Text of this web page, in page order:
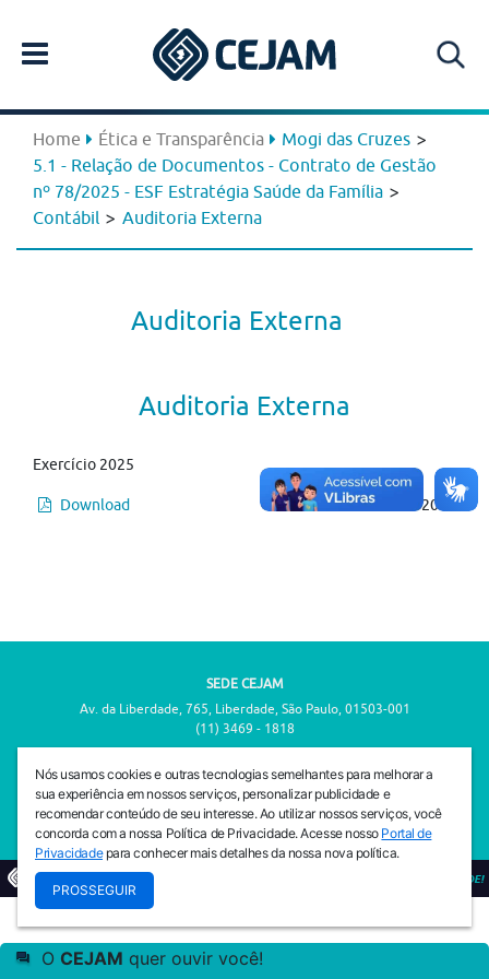
Home Ética e Transparência Mogi das Cruzes >
5.1 - Relação de Documentos - Contrato de Gestão
nº 78/2025 - ESF Estratégia Saúde da Família >
Contábil > Auditoria Externa
Auditoria Externa
Auditoria Externa
Exercício 2025
Download Publicado em:24-04-2026
SEDE CEJAM
Av. da Liberdade, 765, Liberdade, São Paulo, 01503-001
(11) 3469 - 1818
INSTITUTO CEJAM
Av. da Liberdade, 765, Liberdade, São Paulo, 01503-001
(11) 3469 - 1818
PREVENIR É VIVER COM QUALIDADE!
Nós usamos cookies e outras tecnologias semelhantes para melhorar a
sua experiência em nossos serviços, personalizar publicidade e
recomendar conteúdo de seu interesse. Ao utilizar nossos serviços, você
concorda com a nossa Política de Privacidade. Acesse nosso Portal de
Privacidadepara conhecer mais detalhes da nossa nova política.
PROSSEGUIR
O CEJAM quer ouvir você!